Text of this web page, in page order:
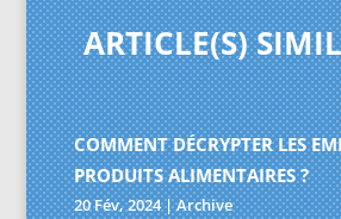
ARTICLE(S)
COMMENT DÉCRYPTER LES
PRODUITS ALIMENTAIRES ?
20 Fév, 2024|Archive